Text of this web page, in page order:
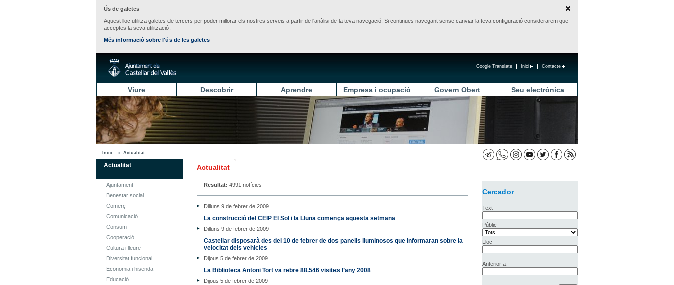
Ús de galetes
Aquest lloc utilitza galetes de tercers per poder millorar els nostres serveis a partir de l'anàlisi de la teva navegació. Si continues navegant sense canviar la teva configuració considerarem que
acceptes la seva utilització.
Més informació sobre l'ús de les galetes
Contacte
Inici
Google Translate
Viure Descobrir Aprendre Empresa i ocupació Govern Obert Seu electrònica
Inici Actualitat
Actualitat
Ajuntament
Benestar social
Comerç
Comunicació
Consum
Cooperació
Cultura i lleure
Diversitat funcional
Economia i hisenda
Educació
Actualitat
Resultat: 4991 notícies
Dilluns 9 de febrer de 2009
La construcció del CEIP El Sol i la Lluna comença aquesta setmana
Dilluns 9 de febrer de 2009
Castellar disposarà des del 10 de febrer de dos panells lluminosos que informaran sobre la
velocitat dels vehicles
Dijous 5 de febrer de 2009
La Biblioteca Antoni Tort va rebre 88.546 visites l’any 2008
Dijous 5 de febrer de 2009
Cercador
Text
Públic
Lloc
Anterior a